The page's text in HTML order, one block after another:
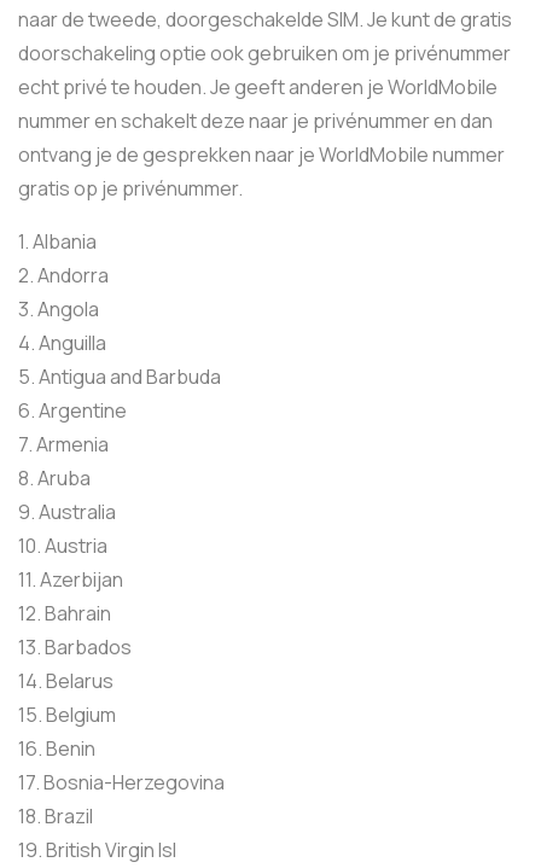
naar de tweede, doorgeschakelde SIM. Je kunt de gratis
doorschakeling optie ook gebruiken om je privénummer
echt privé te houden. Je geeft anderen je WorldMobile
nummer en schakelt deze naar je privénummer en dan
ontvang je de gesprekken naar je WorldMobile nummer
gratis op je privénummer.
1. Albania
2. Andorra
3. Angola
4. Anguilla
5. Antigua and Barbuda
6. Argentine
7. Armenia
8. Aruba
9. Australia
10. Austria
11. Azerbijan
12. Bahrain
13. Barbados
14. Belarus
15. Belgium
16. Benin
17. Bosnia-Herzegovina
18. Brazil
19. British Virgin Isl